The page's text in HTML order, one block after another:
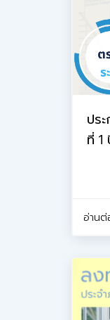
ปร
ที่ 1
อ่านต่